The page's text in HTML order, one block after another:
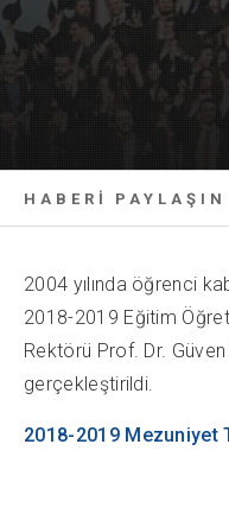
HABERİ PAYLAŞIN
2004 yılında öğrenci
2018-2019 Eğitim
Rektörü Prof. Dr.
gerçekleştirildi.
2018-2019